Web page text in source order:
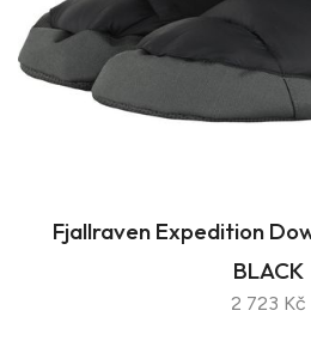
Fjallraven Expedition
BLACK
2 723 Kč